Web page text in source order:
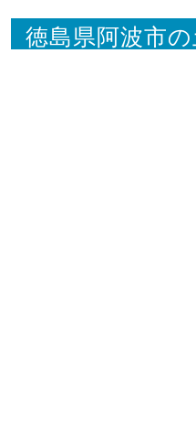
徳島県阿波市